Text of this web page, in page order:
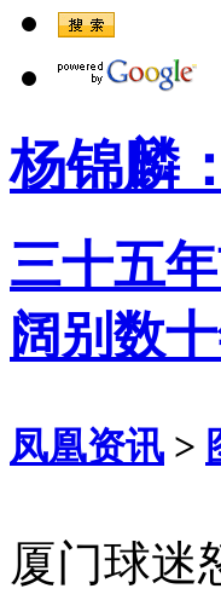
杨锦麟
三十五
阔别数
凤凰资讯 >
厦门球迷